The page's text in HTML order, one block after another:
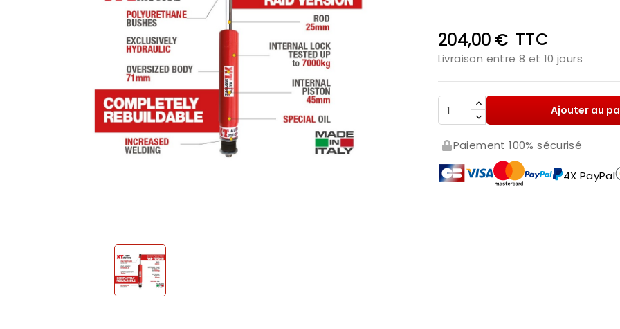
204,00 € TTC
Livraison entre 8 et 10 jours
Ajouter au
Paiement 100% sécurisé
4X PayPal